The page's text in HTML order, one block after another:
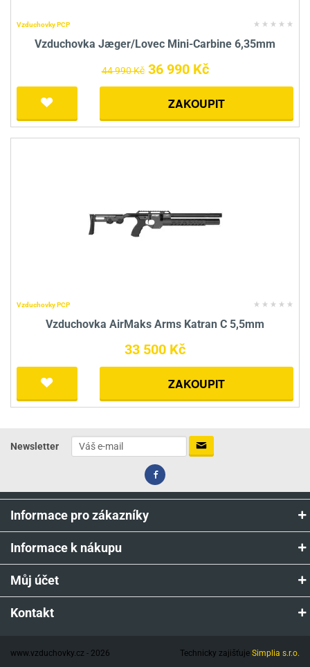
Vzduchovky PCP
Vzduchovka Jæger/Lovec Mini-Carbine 6,35mm
44 990 Kč 36 990 Kč
ZAKOUPIT
Vzduchovky PCP
Vzduchovka AirMaks Arms Katran C 5,5mm
33 500 Kč
ZAKOUPIT
Newsletter
Informace pro zákazníky
Informace k nákupu
Můj účet
Kontakt
Technicky zajišťuje Simplia s.r.o.
www.vzduchovky.cz - 2026